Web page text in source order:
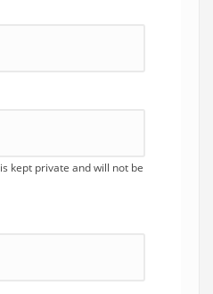
kept private and will not be